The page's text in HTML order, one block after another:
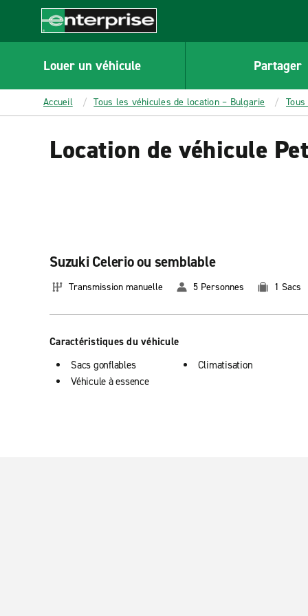
CONTENT
Enterprise
Louer un véhicule Partager
Accueil Tous les véhicules de location – Bulgarie
Location de véhicule
Suzuki Celerio ou semblable
Transmission manuelle 5 Personnes 1 Sacs
Caractéristiques du véhicule
Sacs gonflables
Véhicule à essence
Climatisation